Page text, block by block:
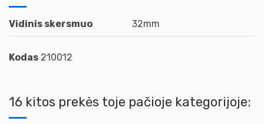
Vidinis skersmuo 32mm
Kodas 210012
16 kitos prekės toje pačioje kategorijoje: